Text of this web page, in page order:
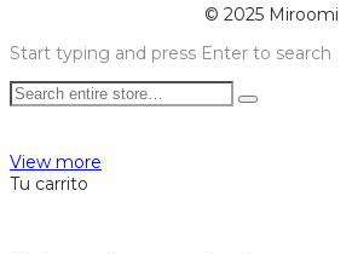
© 2025 Miroomi
Start typing and press Enter to search
View more
Tu carrito